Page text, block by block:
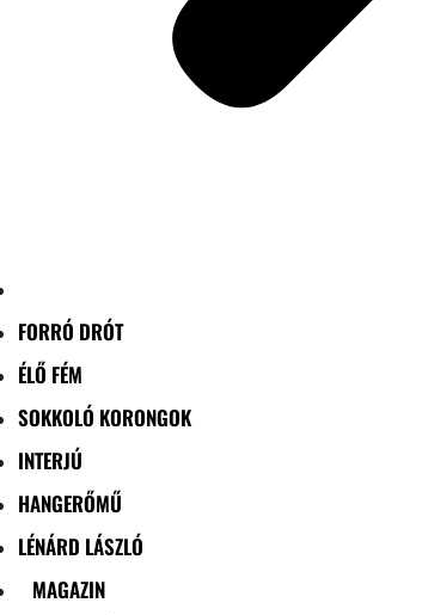
FORRÓ DRÓT
ÉLŐ FÉM
SOKKOLÓ KORONGOK
INTERJÚ
HANGERŐMŰ
LÉNÁRD LÁSZLÓ
MAGAZIN